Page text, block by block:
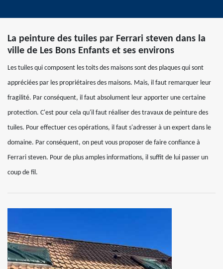
La peinture des tuiles par Ferrari steven dans la
ville de Les Bons Enfants et ses environs
Les tuiles qui composent les toits des maisons sont des plaques qui sont
appréciées par les propriétaires des maisons. Mais, il faut remarquer leur
fragilité. Par conséquent, il faut absolument leur apporter une certaine
protection. C'est pour cela qu'il faut réaliser des travaux de peinture des
tuiles. Pour effectuer ces opérations, il faut s'adresser à un expert dans le
domaine. Par conséquent, on peut vous proposer de faire confiance à
Ferrari steven. Pour de plus amples informations, il suffit de lui passer un
coup de fil.